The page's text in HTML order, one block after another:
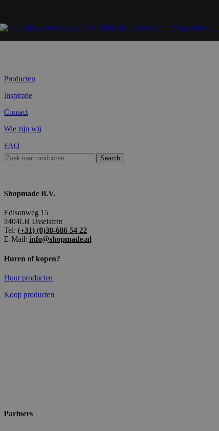
Producten
Inspiratie
Contact
Wie zijn wij
FAQ
Search
Shopmade B.V.
Edisonweg 15
3404LB IJsselstein
Tel: (+31) (0)30-686 54 22
E-Mail: info@shopmade.nl
Huren of kopen?
Huur producten
Koop producten
Partners